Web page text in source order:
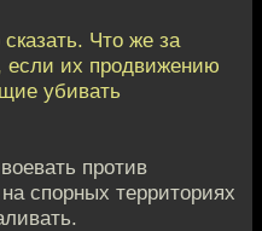
Что же за
если их продвижению
убивать
против
спорных территориях